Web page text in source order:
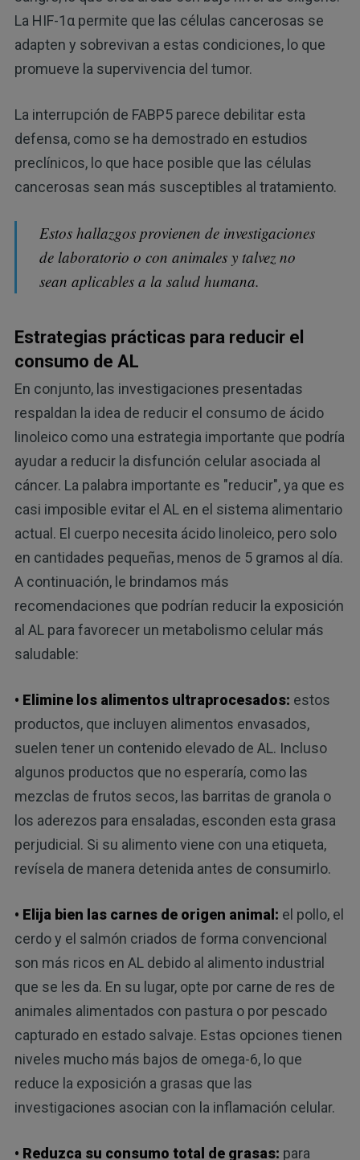
La HIF-1α permite que las células cancerosas se
adapten y sobrevivan a estas condiciones, lo que
promueve la supervivencia del tumor.
La interrupción de FABP5 parece debilitar esta
defensa, como se ha demostrado en estudios
preclínicos, lo que hace posible que las células
cancerosas sean más susceptibles al tratamiento.
Estos hallazgos provienen de investigaciones
de laboratorio o con animales y talvez no
sean aplicables a la salud humana.
Estrategias prácticas para reducir el
consumo de AL
En conjunto, las investigaciones presentadas
respaldan la idea de reducir el consumo de ácido
linoleico como una estrategia importante que podría
ayudar a reducir la disfunción celular asociada al
cáncer. La palabra importante es "reducir", ya que es
casi imposible evitar el AL en el sistema alimentario
actual. El cuerpo necesita ácido linoleico, pero solo
en cantidades pequeñas, menos de 5 gramos al día.
A continuación, le brindamos más
recomendaciones que podrían reducir la exposición
al AL para favorecer un metabolismo celular más
saludable:
• Elimine los alimentos ultraprocesados: estos
productos, que incluyen alimentos envasados,
suelen tener un contenido elevado de AL. Incluso
algunos productos que no esperaría, como las
mezclas de frutos secos, las barritas de granola o
los aderezos para ensaladas, esconden esta grasa
perjudicial. Si su alimento viene con una etiqueta,
revísela de manera detenida antes de consumirlo.
• Elija bien las carnes de origen animal: el pollo, el
cerdo y el salmón criados de forma convencional
son más ricos en AL debido al alimento industrial
que se les da. En su lugar, opte por carne de res de
animales alimentados con pastura o por pescado
capturado en estado salvaje. Estas opciones tienen
niveles mucho más bajos de omega-6, lo que
reduce la exposición a grasas que las
investigaciones asocian con la inflamación celular.
• Reduzca su consumo total de grasas: para